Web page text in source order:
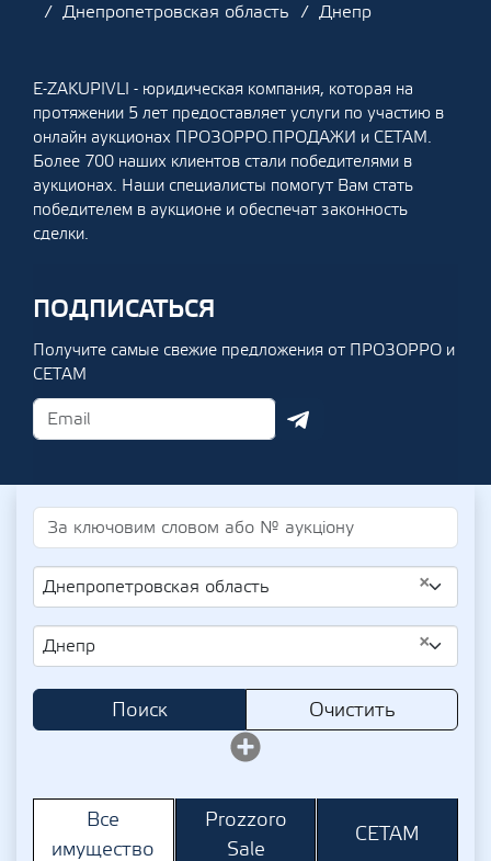
Днепропетровская область
Днепр
E-ZAKUPIVLI - юридическая компания, которая на
протяжении 5 лет предоставляет услуги по участию в
онлайн аукционах ПРОЗОРРО.ПРОДАЖИ и СЕТАМ.
Более 700 наших клиентов стали победителями в
аукционах. Наши специалисты помогут Вам стать
победителем в аукционе и обеспечат законность
сделки.
ПОДПИСАТЬСЯ
Получите самые свежие предложения от ПРОЗОРРО и
СЕТАМ
×
Днепропетровская область
×
Днепр
Поиск Очистить
Все
имущество
Prozzoro
Sale
СЕТАМ